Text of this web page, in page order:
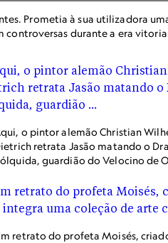
Prometia à sua utilizadora
controversas durante a era
o pintor alemão Christian
retrata Jasão matando o
guardião do Velocino de
a maior façanha de
retrato do profeta Moisés,